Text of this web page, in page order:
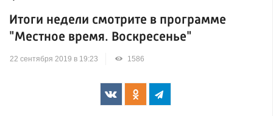
Итоги недели смотрите в программе
"Местное время. Воскресенье"
22 сентября 2019 в 19:23 1586